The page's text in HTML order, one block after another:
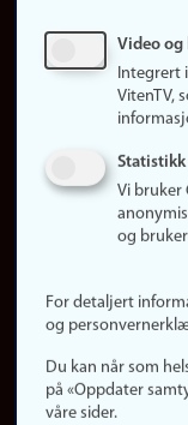
Om nettstedet
Informasjonskapsler
Personvern
Logg inn
Video og
Integrert
VitenTV,
Statistikk
Vi bruker
og
For detaljert
og
Du kan når som
på «Oppdater
våre sider.